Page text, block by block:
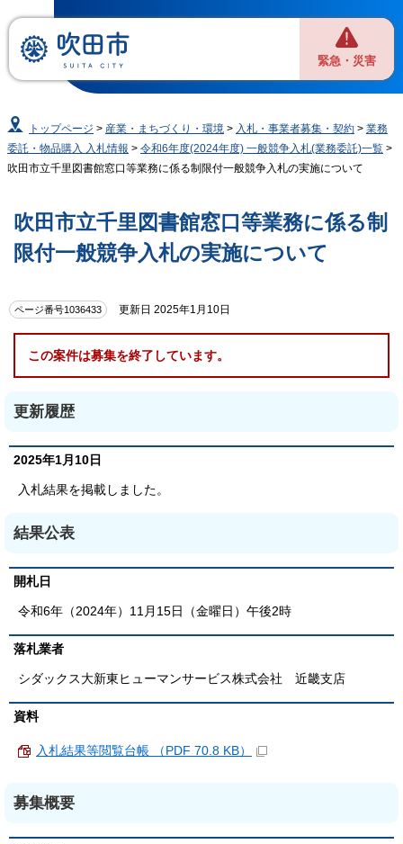
緊急・災害
トップページ > 産業・まちづくり・環境 > 入札・事業者募集・契約 >業務
委託・物品購入 入札情報 > 令和6年度(2024年度) 一般競争入札(業務委託)一覧 >
吹田市立千里図書館窓口等業務に係る制限付一般競争入札の実施について
吹田市立千里図書館窓口等業務に係る制
限付一般競争入札の実施について
ページ番号1036433 更新日 2025年1月10日
この案件は募集を終了しています。
更新履歴
2025年1月10日
入札結果を掲載しました。
結果公表
開札日
令和6年（2024年）11月15日（金曜日）午後2時
落札業者
シダックス大新東ヒューマンサービス株式会社 近畿支店
資料
入札結果等閲覧台帳 （PDF 70.8 KB）
募集概要